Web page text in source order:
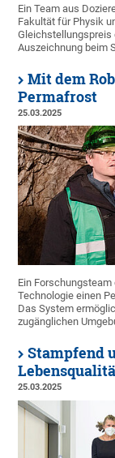
Ein Team aus
Fakultät für Physik
Gleichstellungspreis
Auszeichnung beim
Mit dem
Permafrost
25.03.2025
Ein
Technologie einen
Das System
zugänglichen
Stampfend
25.03.2025